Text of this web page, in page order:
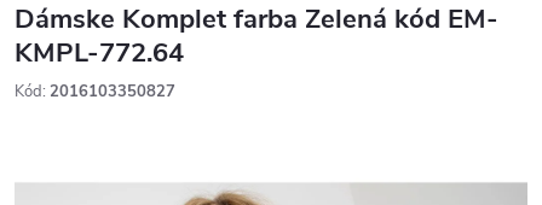
Dámske Komplet farba Zelená kód EM-
KMPL-772.64
Kód: 2016103350827